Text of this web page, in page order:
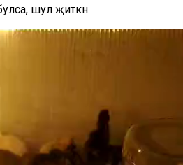
шул җиткән.